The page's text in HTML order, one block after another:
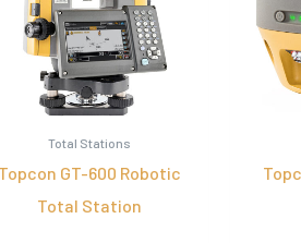
Total Stations
Topcon GT-600 Robotic
Total Station